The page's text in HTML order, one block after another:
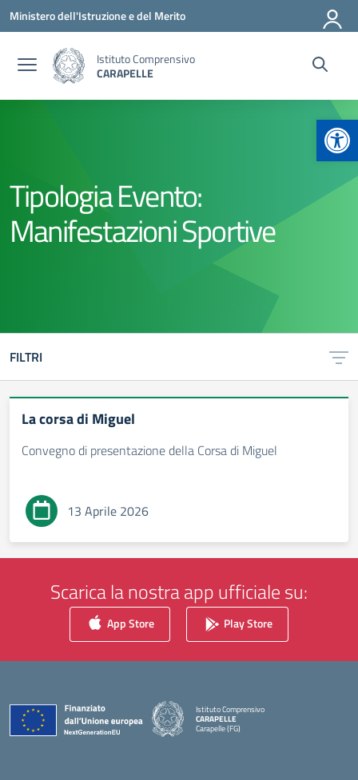
Vai ai contenuti
Vai al menu di navigazione
Vai al footer
Ministero dell'Istruzione e del Merito
Istituto Comprensivo
CARAPELLE
Tipologia Evento:
Manifestazioni Sportive
FILTRI
La corsa di Miguel
Convegno di presentazione della Corsa di Miguel
13 Aprile 2026
Scarica la nostra app ufficiale su:
App Store Play Store
Istituto Comprensivo
CARAPELLE
Carapelle (FG)
— Visita la pagina iniziale della scuola